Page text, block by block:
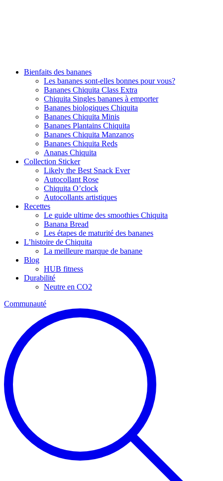
Bienfaits des bananes
Les bananes sont-elles bonnes pour vous?
Bananes Chiquita Class Extra
Chiquita Singles bananes à emporter
Bananes biologiques Chiquita
Bananes Chiquita Minis
Bananes Plantains Chiquita
Bananes Chiquita Manzanos
Bananes Chiquita Reds
Ananas Chiquita
Collection Sticker
Likely the Best Snack Ever
Autocollant Rose
Chiquita O’clock
Autocollants artistiques
Recettes
Le guide ultime des smoothies Chiquita
Banana Bread
Les étapes de maturité des bananes
L’histoire de Chiquita
La meilleure marque de banane
Blog
HUB fitness
Durabilité
Neutre en CO2
Communauté